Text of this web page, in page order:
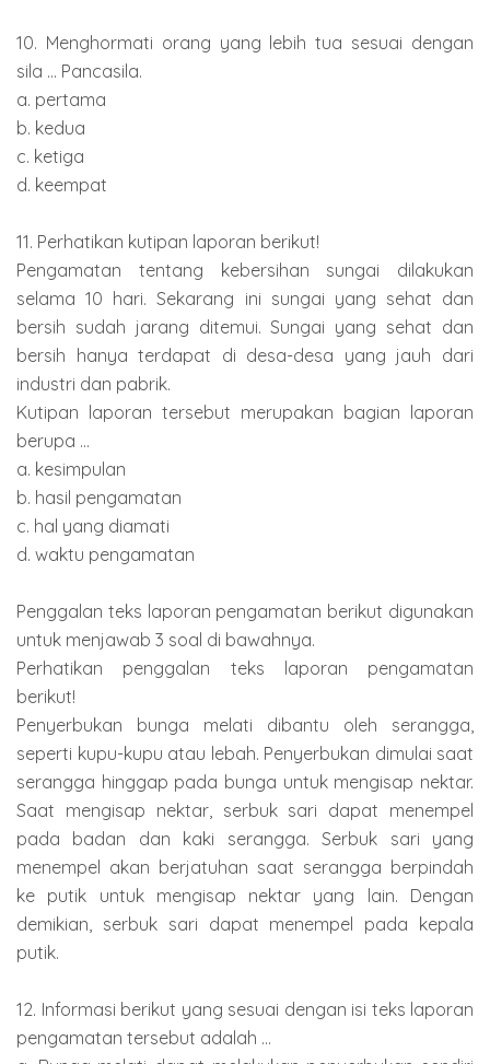
10. Menghormati orang yang lebih tua sesuai dengan
sila ... Pancasila.
a. pertama
b. kedua
c. ketiga
d. keempat
11. Perhatikan kutipan laporan berikut!
Pengamatan tentang kebersihan sungai dilakukan
selama 10 hari. Sekarang ini sungai yang sehat dan
bersih sudah jarang ditemui. Sungai yang sehat dan
bersih hanya terdapat di desa-desa yang jauh dari
industri dan pabrik.
Kutipan laporan tersebut merupakan bagian laporan
berupa ...
a. kesimpulan
b. hasil pengamatan
c. hal yang diamati
d. waktu pengamatan
Penggalan teks laporan pengamatan berikut digunakan
untuk menjawab 3 soal di bawahnya.
Perhatikan penggalan teks laporan pengamatan
berikut!
Penyerbukan bunga melati dibantu oleh serangga,
seperti kupu-kupu atau lebah. Penyerbukan dimulai saat
serangga hinggap pada bunga untuk mengisap nektar.
Saat mengisap nektar, serbuk sari dapat menempel
pada badan dan kaki serangga. Serbuk sari yang
menempel akan berjatuhan saat serangga berpindah
ke putik untuk mengisap nektar yang lain. Dengan
demikian, serbuk sari dapat menempel pada kepala
putik.
12. Informasi berikut yang sesuai dengan isi teks laporan
pengamatan tersebut adalah ...